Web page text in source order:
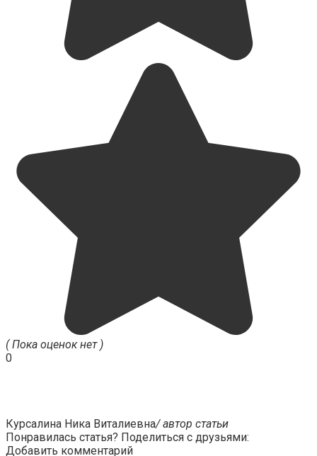
( Пока оценок нет )
0
Курсалина Ника Виталиевна/ автор статьи
Понравилась статья? Поделиться с друзьями:
Добавить комментарий